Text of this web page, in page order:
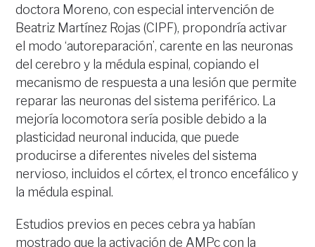
doctora Moreno, con especial intervención de
Beatriz Martínez Rojas (CIPF), propondría activar
el modo ‘autoreparación’, carente en las neuronas
del cerebro y la médula espinal, copiando el
mecanismo de respuesta a una lesión que permite
reparar las neuronas del sistema periférico. La
mejoría locomotora sería posible debido a la
plasticidad neuronal inducida, que puede
producirse a diferentes niveles del sistema
nervioso, incluidos el córtex, el tronco encefálico y
la médula espinal.
Estudios previos en peces cebra ya habían
mostrado que la activación de AMPc con la